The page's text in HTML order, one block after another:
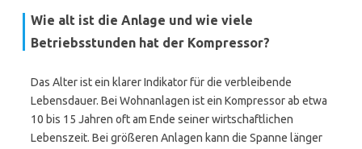
Wie alt ist die Anlage und wie viele
Betriebsstunden hat der Kompressor?
Das Alter ist ein klarer Indikator für die verbleibende
Lebensdauer. Bei Wohnanlagen ist ein Kompressor ab etwa
10 bis 15 Jahren oft am Ende seiner wirtschaftlichen
Lebenszeit. Bei größeren Anlagen kann die Spanne länger